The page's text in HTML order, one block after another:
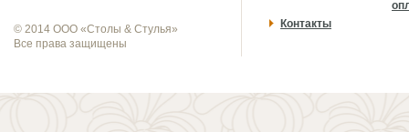
© 2014 ООО «Столы & Стулья»
Все права защищены
Контакты